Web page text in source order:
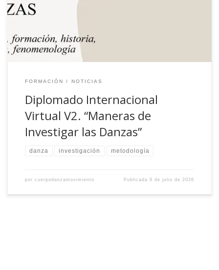
FORMACIÓN NOTICIAS
Diplomado Internacional
Virtual V2. “Maneras de
Investigar las Danzas”
danza investigación metodología
por cuerpodanzamovimiento Publicada9 de julio de 2026